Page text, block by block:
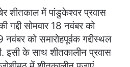
शीतकाल में पांडुकेश्वर प्रवास
गद्दी सोमवार 18 नवंबर को
को समारोहपूर्वक गद्दीस्थल
इसी के साथ शीतकालीन प्रवास